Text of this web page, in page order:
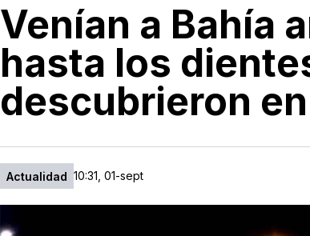
Venían a Bahía
hasta los
descubrieron
Actualidad 10:31, 01-sept